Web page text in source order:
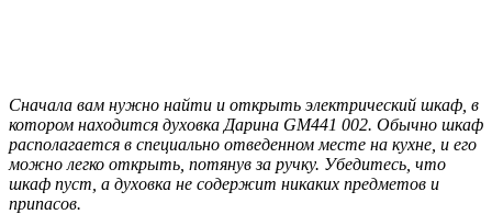
Сначала вам нужно найти и открыть электрический шкаф, в
котором находится духовка Дарина GM441 002. Обычно шкаф
располагается в специально отведенном месте на кухне, и его
можно легко открыть, потянув за ручку. Убедитесь, что
шкаф пуст, а духовка не содержит никаких предметов и
припасов.